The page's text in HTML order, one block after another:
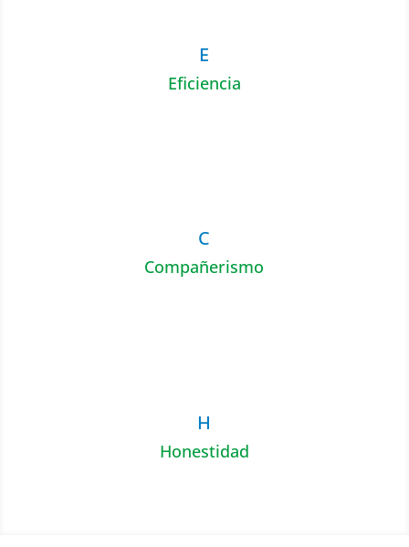
E
Eficiencia
C
Compañerismo
H
Honestidad